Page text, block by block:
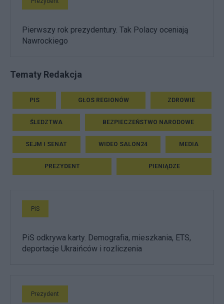
Pierwszy rok prezydentury. Tak Polacy oceniają
Nawrockiego
Tematy Redakcja
PIS GŁOS REGIONÓW ZDROWIE
ŚLEDZTWA BEZPIECZEŃSTWO NARODOWE
SEJM I SENAT WIDEO SALON24 MEDIA
PREZYDENT PIENIĄDZE
PiS
PiS odkrywa karty. Demografia, mieszkania, ETS,
deportacje Ukraińców i rozliczenia
Prezydent